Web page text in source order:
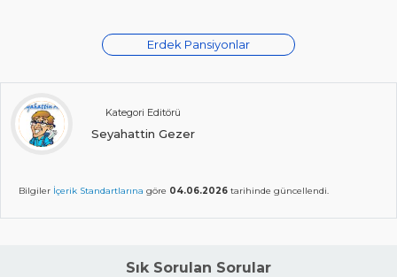
Erdek Pansiyonlar
Kategori Editörü
Seyahattin Gezer
Bilgiler İçerik Standartlarına göre 04.06.2026 tarihinde güncellendi.
Sık Sorulan Sorular